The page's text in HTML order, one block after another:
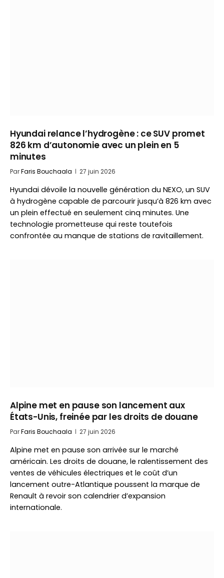
Hyundai relance l’hydrogène : ce SUV promet
826 km d’autonomie avec un plein en 5
minutes
ParFaris Bouchaala 27 juin 2026
Hyundai dévoile la nouvelle génération du NEXO, un SUV
à hydrogène capable de parcourir jusqu’à 826 km avec
un plein effectué en seulement cinq minutes. Une
technologie prometteuse qui reste toutefois
confrontée au manque de stations de ravitaillement.
Alpine met en pause son lancement aux
États-Unis, freinée par les droits de douane
ParFaris Bouchaala 27 juin 2026
Alpine met en pause son arrivée sur le marché
américain. Les droits de douane, le ralentissement des
ventes de véhicules électriques et le coût d’un
lancement outre-Atlantique poussent la marque de
Renault à revoir son calendrier d’expansion
internationale.